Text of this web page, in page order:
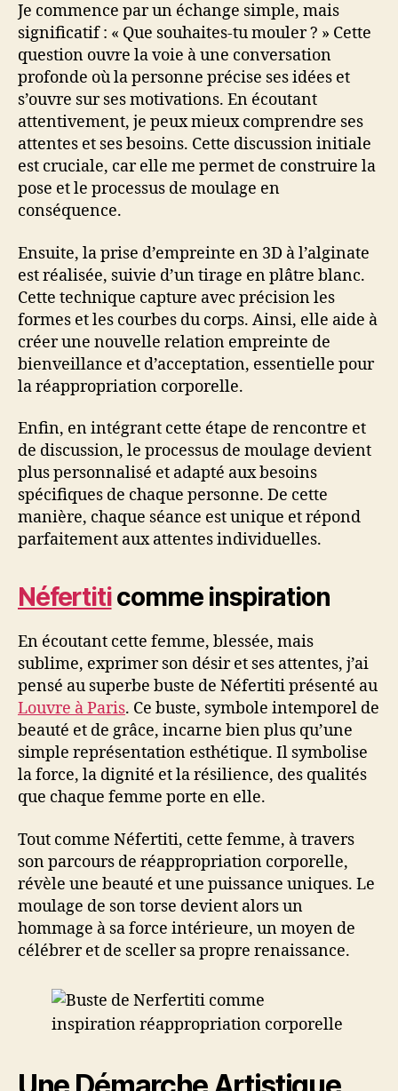
Je commence par un échange simple, mais
significatif : « Que souhaites-tu mouler ? » Cette
question ouvre la voie à une conversation
profonde où la personne précise ses idées et
s’ouvre sur ses motivations. En écoutant
attentivement, je peux mieux comprendre ses
attentes et ses besoins. Cette discussion initiale
est cruciale, car elle me permet de construire la
pose et le processus de moulage en
conséquence.
Ensuite, la prise d’empreinte en 3D à l’alginate
est réalisée, suivie d’un tirage en plâtre blanc.
Cette technique capture avec précision les
formes et les courbes du corps. Ainsi, elle aide à
créer une nouvelle relation empreinte de
bienveillance et d’acceptation, essentielle pour
la réappropriation corporelle.
Enfin, en intégrant cette étape de rencontre et
de discussion, le processus de moulage devient
plus personnalisé et adapté aux besoins
spécifiques de chaque personne. De cette
manière, chaque séance est unique et répond
parfaitement aux attentes individuelles.
Néfertiticomme inspiration
En écoutant cette femme, blessée, mais
sublime, exprimer son désir et ses attentes, j’ai
pensé au superbe buste de Néfertiti présenté au
Louvre à Paris. Ce buste, symbole intemporel de
beauté et de grâce, incarne bien plus qu’une
simple représentation esthétique. Il symbolise
la force, la dignité et la résilience, des qualités
que chaque femme porte en elle.
Tout comme Néfertiti, cette femme, à travers
son parcours de réappropriation corporelle,
révèle une beauté et une puissance uniques. Le
moulage de son torse devient alors un
hommage à sa force intérieure, un moyen de
célébrer et de sceller sa propre renaissance.